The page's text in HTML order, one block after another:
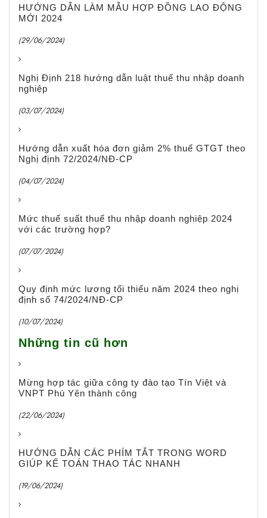
HƯỚNG DẪN LÀM MẪU HỢP ĐỒNG LAO ĐỘNG
MỚI 2024
(29/06/2024)
Nghị Định 218 hướng dẫn luật thuế thu nhập doanh
nghiệp
(03/07/2024)
Hướng dẫn xuất hóa đơn giảm 2% thuế GTGT theo
Nghị định 72/2024/NĐ-CP
(04/07/2024)
Mức thuế suất thuế thu nhập doanh nghiệp 2024
với các trường hợp?
(07/07/2024)
Quy định mức lương tối thiểu năm 2024 theo nghị
định số 74/2024/NĐ-CP
(10/07/2024)
Những tin cũ hơn
Mừng hợp tác giữa công ty đào tạo Tín Việt và
VNPT Phú Yên thành công
(22/06/2024)
HƯỚNG DẪN CÁC PHÍM TẮT TRONG WORD
GIÚP KẾ TOÁN THAO TÁC NHANH
(19/06/2024)